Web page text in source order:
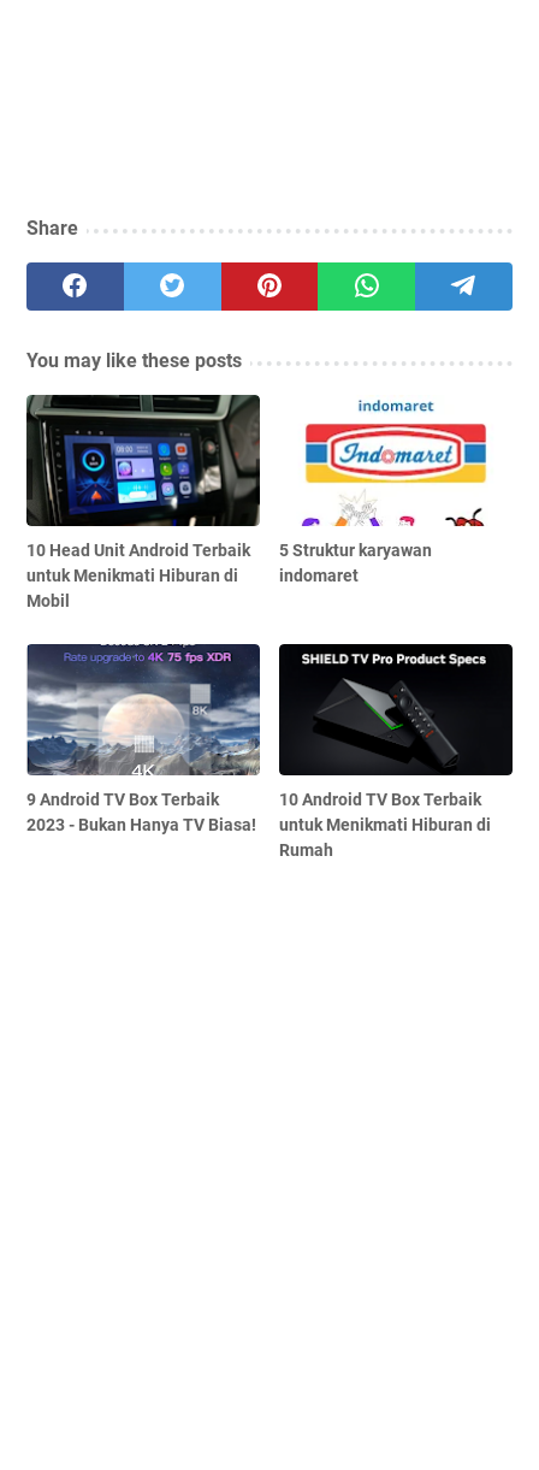
Share
You may like these posts
10 Head Unit Android Terbaik
untuk Menikmati Hiburan di
Mobil
5 Struktur karyawan
indomaret
9 Android TV Box Terbaik
2023 - Bukan Hanya TV Biasa!
10 Android TV Box Terbaik
untuk Menikmati Hiburan di
Rumah